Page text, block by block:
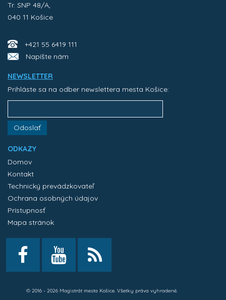
Tr. SNP 48/A,
040 11 Košice
+421 55 6419 111
Napíšte nám
NEWSLETTER
Prihláste sa na odber newslettera mesta Košice:
Odoslať
ODKAZY
Domov
Kontakt
Technický prevádzkovateľ
Ochrana osobných údajov
Prístupnosť
Mapa stránok
© 2016 - 2026 Magistrát mesta Košice. Všetky práva vyhradené.